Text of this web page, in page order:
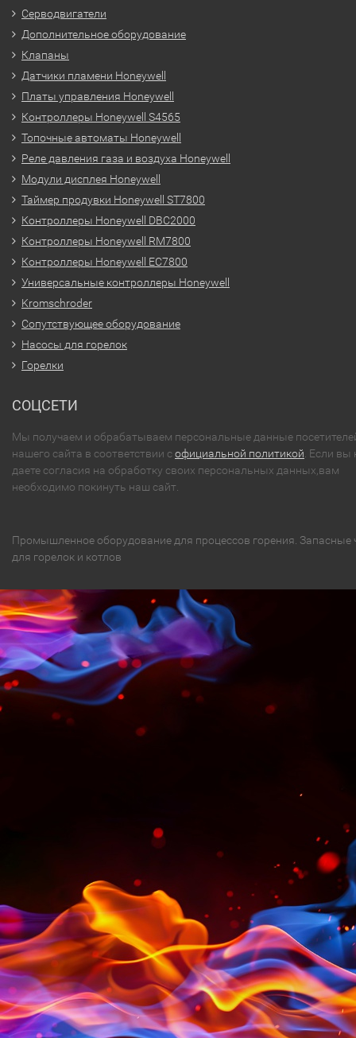
Серводвигатели
Дополнительное оборудование
Клапаны
Датчики пламени Honeywell
Платы управления Honeywell
Контроллеры Honeywell S4565
Топочные автоматы Honeywell
Реле давления газа и воздуха Honeywell
Модули дисплея Honeywell
Таймер продувки Honeywell ST7800
Контроллеры Honeywell DBC2000
Контроллеры Honeywell RM7800
Контроллеры Honeywell EC7800
Универсальные контроллеры Honeywell
Kromschroder
Сопутствующее оборудование
Насосы для горелок
Горелки
СОЦСЕТИ
Мы получаем и обрабатываем персональные данные
нашего сайта в соответствии софициальной политикой . Если вы
даете согласия на обработку своих персональных данных,вам
необходимо покинуть наш сайт.
Промышленное оборудование для процессов горения. Запасные
для горелок и котлов